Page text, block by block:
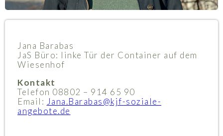
Jana Barabas
JaS Büro: linke Tür der Container auf dem
Wiesenhof
Kontakt
Telefon 08802 – 914 65 90
Email: Jana.Barabas@kjf-soziale-
angebote.de